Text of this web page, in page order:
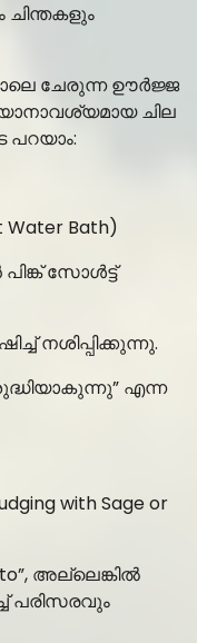
ചേരുന്ന ഊർജ്ജ
ചില
പറയാം:
Water Bath)
സോൾട്ട്
നശിപ്പിക്കുന്നു.
എന്ന
with Sage or
അല്ലെങ്കിൽ
പരിസരവും